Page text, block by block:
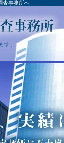
査事務所へ
す。